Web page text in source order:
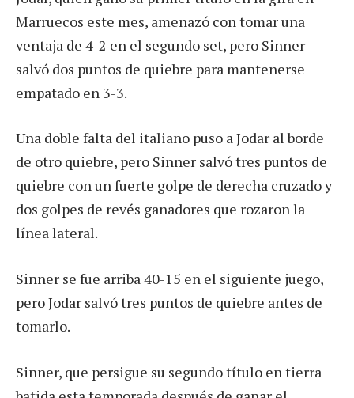
Marruecos este mes, amenazó con tomar una
ventaja de 4-2 en el segundo set, pero Sinner
salvó dos puntos de quiebre para mantenerse
empatado en 3-3.
Una doble falta del italiano puso a Jodar al borde
de otro quiebre, pero Sinner salvó tres puntos de
quiebre con un fuerte golpe de derecha cruzado y
dos golpes de revés ganadores que rozaron la
línea lateral.
Sinner se fue arriba 40-15 en el siguiente juego,
pero Jodar salvó tres puntos de quiebre antes de
tomarlo.
Sinner, que persigue su segundo título en tierra